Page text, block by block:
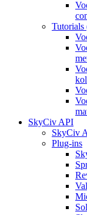
SkyCiv API
SkyCiv
Plug-ins